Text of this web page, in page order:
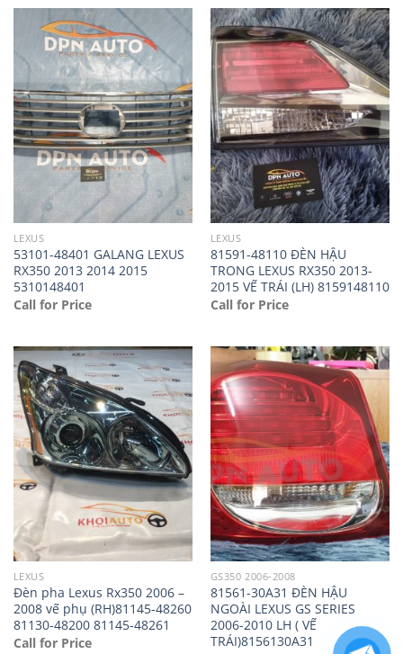
LEXUS
53101-48401 GALANG LEXUS
RX350 2013 2014 2015
5310148401
Call for Price
LEXUS
81591-48110 ĐÈN HẬU
TRONG LEXUS RX350 2013-
2015 VẾ TRÁI (LH) 8159148110
Call for Price
LEXUS
Đèn pha Lexus Rx350 2006 –
2008 vế phụ (RH)81145-48260
81130-48200 81145-48261
Call for Price
GS350 2006-2008
81561-30A31 ĐÈN HẬU
NGOÀI LEXUS GS SERIES
2006-2010 LH ( VẾ
TRÁI)8156130A31